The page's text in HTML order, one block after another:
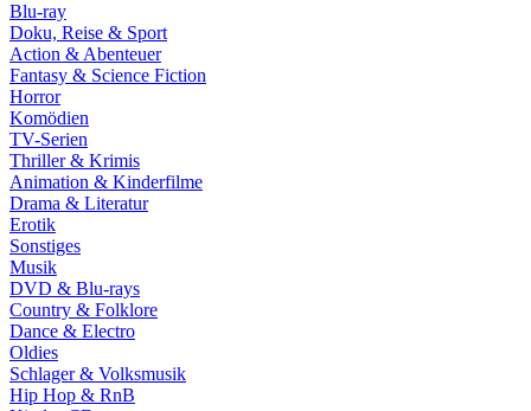
Blu-ray
Doku, Reise & Sport
Action & Abenteuer
Fantasy & Science Fiction
Horror
Komödien
TV-Serien
Thriller & Krimis
Animation & Kinderfilme
Drama & Literatur
Erotik
Sonstiges
Musik
DVD & Blu-rays
Country & Folklore
Dance & Electro
Oldies
Schlager & Volksmusik
Hip Hop & RnB